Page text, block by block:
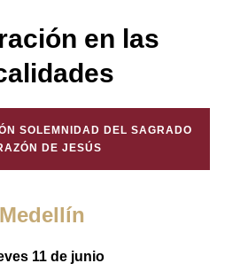
en las
SOLEMNIDAD DEL SAGRADO
DE JESÚS
Medellín
11 de junio